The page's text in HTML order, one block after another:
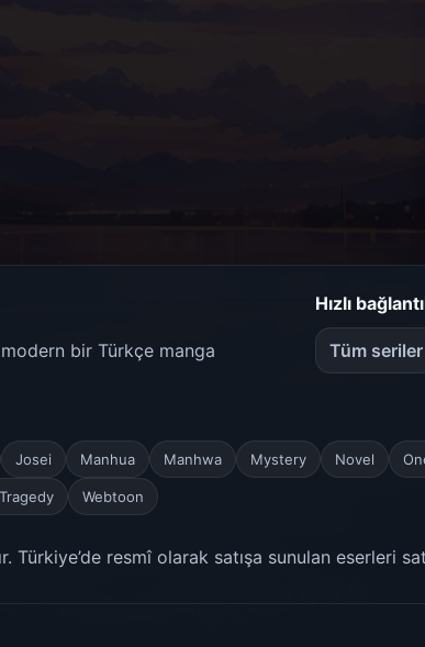
bir Türkçe manga
Hızlı
Tüm seriler
Josei Manhua Manhwa Mystery Novel
Tragedy Webtoon
resmî olarak satışa sunulan eserleri